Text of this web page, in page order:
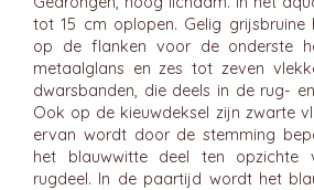
tot 15 cm oplopen. Gelig grijsbruine
op de flanken voor de onderste
metaalglans en zes tot zeven
dwarsbanden, die deels in de rug-
Ook op de kieuwdeksel zijn zwarte
ervan wordt door de stemming
het blauwwitte deel ten opzichte
rugdeel. In de paartijd wordt het